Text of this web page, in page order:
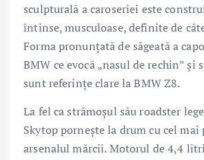
sculpturală a caroseriei este
întinse, musculoase, definite de
Forma pronunţată de săgeată a
BMW ce evocă „nasul de rechin” şi
sunt referinţe clare la BMW Z8.
La fel ca strămoşul său roadster
Skytop porneşte la drum cu cel
arsenalul mărcii. Motorul de 4,4